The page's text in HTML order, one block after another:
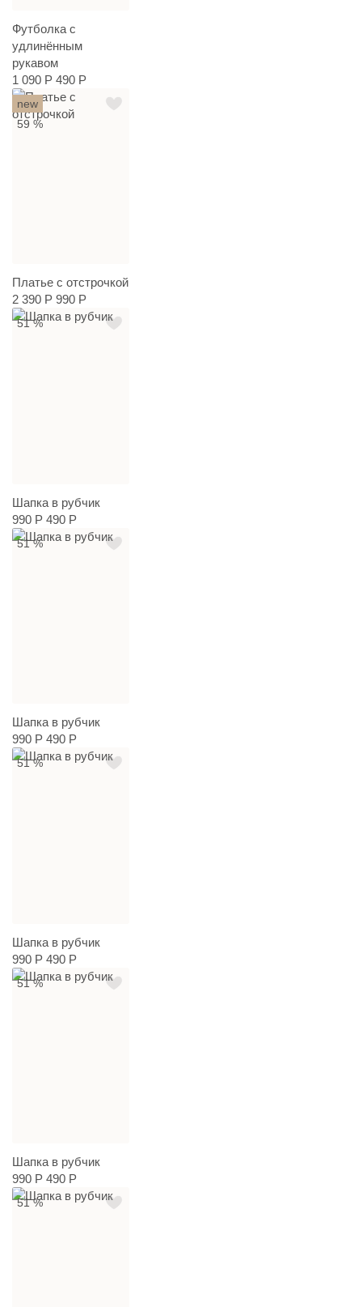
Футболка с
удлинённым
рукавом
1 090 Р 490 Р
new
59 %
Платье с отстрочкой
2 390 Р 990 Р
51 %
Шапка в рубчик
990 Р 490 Р
51 %
Шапка в рубчик
990 Р 490 Р
51 %
Шапка в рубчик
990 Р 490 Р
51 %
Шапка в рубчик
990 Р 490 Р
51 %